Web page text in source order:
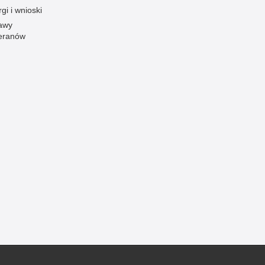
Ofiarni i odważni
publiczna
i wnioski